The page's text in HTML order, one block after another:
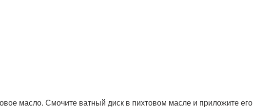
масло. Смочите ватный диск в пихтовом масле и приложите его